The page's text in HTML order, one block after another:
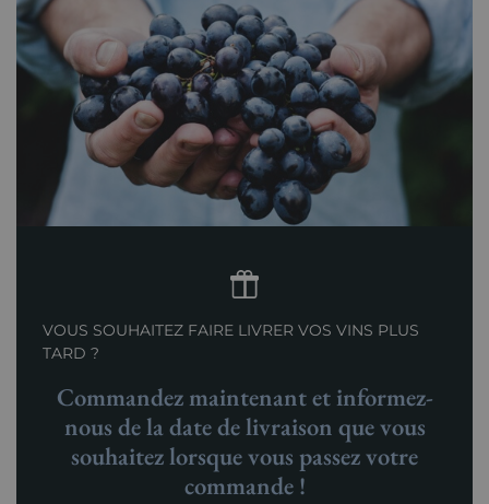
VOUS SOUHAITEZ FAIRE LIVRER VOS VINS PLUS
TARD ?
Commandez maintenant et informez-
nous de la date de livraison que vous
souhaitez lorsque vous passez votre
commande !